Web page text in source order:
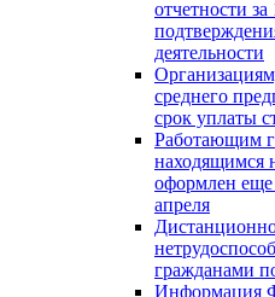
отчетности
деятельности
среднего
срок уплаты
Работающим
находящимся
оформлен
апреля
гражданами
Информация